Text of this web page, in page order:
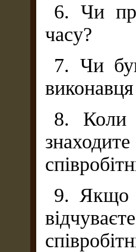
6. Чи
часу?
7. Чи
виконавця
8. Коли
9. Якщо